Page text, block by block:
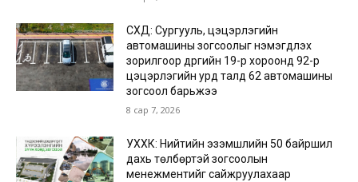
СХД: Сургууль, цэцэрлэгийн
автомашины зогсоолыг нэмэгдүүлэх
зорилгоор дүүргийн 19-р хороонд 92-р
цэцэрлэгийн урд талд 62 автомашины
зогсоол барьжээ
8 сар 7, 2026
УХХК: Нийтийн эзэмшлийн 50 байршил
дахь төлбөртэй зогсоолын
менежментийг сайжруулахаар